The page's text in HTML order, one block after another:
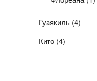
Гуаякиль (4)
Кито (4)